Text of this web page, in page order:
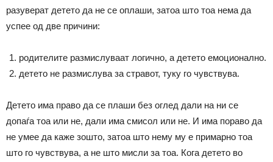
разуверат детето да не се оплаши, затоа што тоа нема да
успее од две причини:
родителите размислуваат логично, а детето емоционално.
детето не размислува за стравот, туку го чувствува.
Детето има право да се плаши без оглед дали на ни се
допаѓа тоа или не, дали има смисол или не. И има пораво да
не умее да каже зошто, затоа што нему му е примарно тоа
што го чувствува, а не што мисли за тоа. Кога детето во